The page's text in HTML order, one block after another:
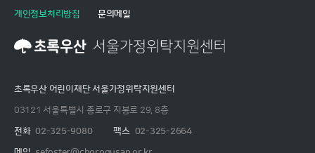
개인정보처리방침 문의메일
초록우산 어린이재단 서울가정위탁지원센터
03121 서울특별시 종로구 지봉로 29, 8층
전화 02-325-9080 팩스 02-325-2664